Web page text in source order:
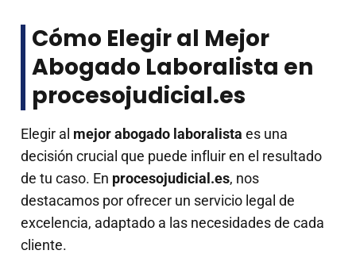
Cómo Elegir al Mejor
Abogado Laboralista en
procesojudicial.es
Elegir al mejor abogado laboralista es una
decisión crucial que puede influir en el resultado
de tu caso. En procesojudicial.es, nos
destacamos por ofrecer un servicio legal de
excelencia, adaptado a las necesidades de cada
cliente.